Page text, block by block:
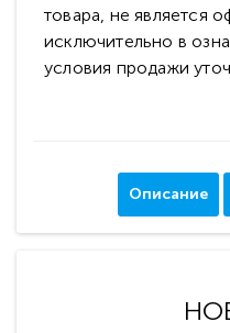
товара, не является
исключительно в
условия продажи
Описание